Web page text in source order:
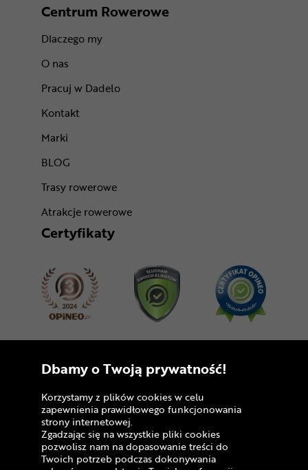
Centrum Rowerowe
Dlaczego my
O nas
Pracuj w Dadelo
Kontakt
Marki
BLOG
Trasy rowerowe
Atrakcje rowerowe
Certyfikaty
Dołącz do nas
Dbamy o Twoją prywatność!
Korzystamy z plików cookies w celu
zapewnienia prawidłowego funkcjonowania
strony internetowej.
Zgadzając się na wszystkie pliki cookies
pozwolisz nam na dopasowanie treści do
Twoich potrzeb podczas dokonywania